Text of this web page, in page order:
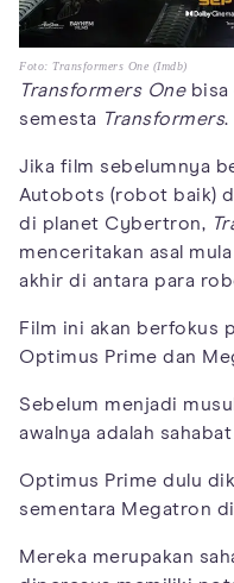
Foto: Transformers One (Imdb)
Transformers Onebisa
semesta Transformers.
Jika film sebelumnya
Autobots (robot baik)
di planet Cybertron,
menceritakan asal
akhir di antara para
Film ini akan berfokus
Optimus Prime dan
Sebelum menjadi
awalnya adalah
Optimus Prime dulu
sementara Megatron
Mereka merupakan